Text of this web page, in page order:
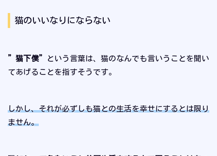
猫のいいなりにならない
”猫下僕”
という言葉は、猫のなんでも言いうことを聞い
てあげることを指すそうです。
しかし、それが必ずしも猫との生活を幸せにするとは限り
ません。